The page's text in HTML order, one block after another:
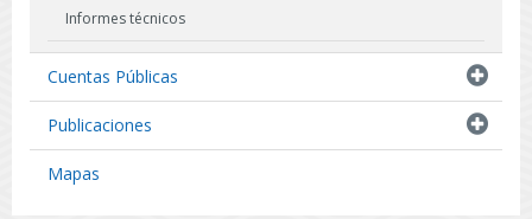
Informes técnicos
Resultados de Pescas de Investigación
Cuentas Públicas
Publicaciones
Mapas